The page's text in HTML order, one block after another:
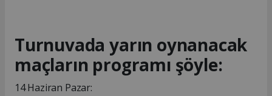
Turnuvada yarın oynanacak
maçların programı şöyle:
14 Haziran Pazar: